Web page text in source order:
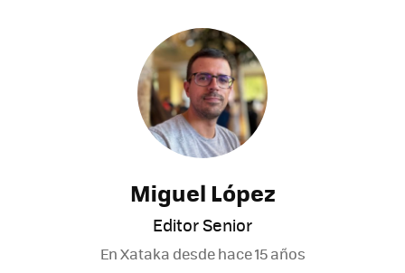
Miguel López
Editor Senior
En Xataka desdehace 15 años